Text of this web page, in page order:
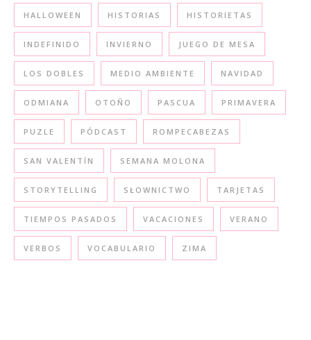
HALLOWEEN HISTORIAS HISTORIETAS
INDEFINIDO INVIERNO JUEGO DE MESA
LOS DOBLES MEDIO AMBIENTE NAVIDAD
ODMIANA OTOÑO PASCUA PRIMAVERA
PUZLE PÓDCAST ROMPECABEZAS
SAN VALENTÍN SEMANA MOLONA
STORYTELLING SŁOWNICTWO TARJETAS
TIEMPOS PASADOS VACACIONES VERANO
VERBOS VOCABULARIO ZIMA